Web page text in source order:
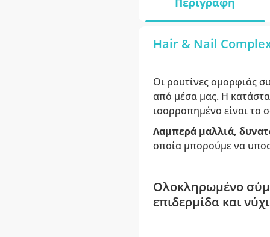
Hair & Nail
Οι ρουτίνες ομορφιάς
από μέσα μας. Η
ισορροπημένο είναι το
Λαμπερά μαλλιά,
οποία μπορούμε να
Ολοκληρωμένο
επιδερμίδα και